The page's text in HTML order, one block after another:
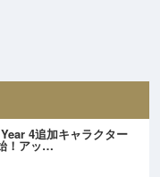
4追加キャラクター
！アッ…